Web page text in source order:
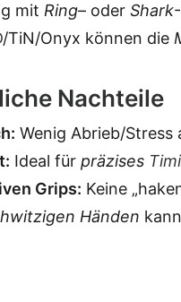
mit Ring– oder Shark
/TiN/Onyx können die
Nachteile
Wenig Abrieb/Stress
Ideal für präzises
Grips: Keine
Händen